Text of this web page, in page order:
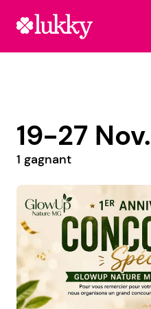
19-27 Nov.
1 gagnant
@deladinspiration